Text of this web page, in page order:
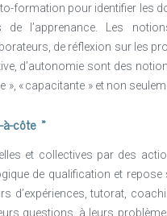
réunit plus de 550
d’affaires franco-
il y a 23 ans, la CCIFER a
en Roumanie.
académiques pour
formation pour identifier les
l’apprenance. Les
de réflexion sur les
d’autonomie sont des
« capacitante » et non
à-côte »
et collectives par des
de qualification et
d’expériences, tutorat,
questions, à leurs